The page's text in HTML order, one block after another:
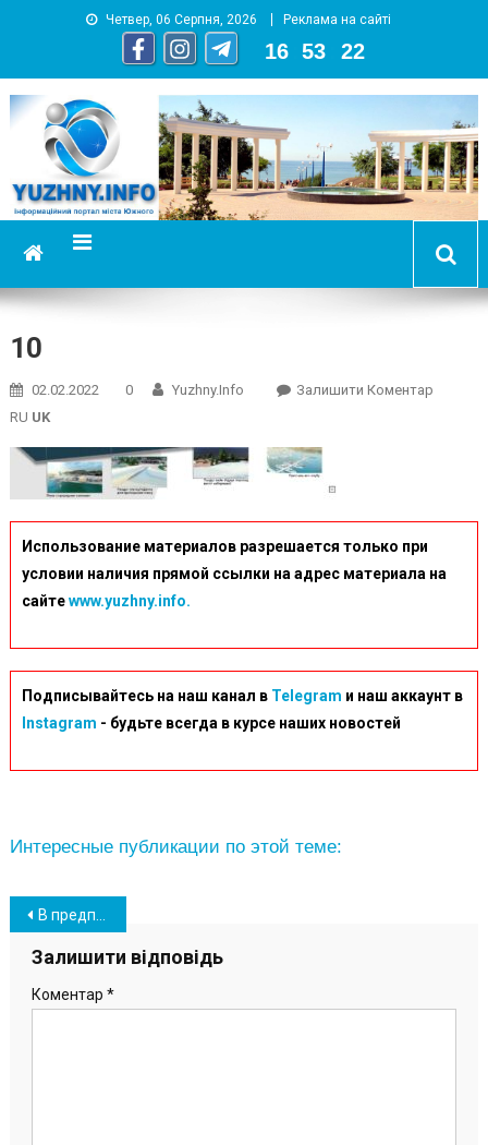
Четвер, 06 Серпня, 2026 Реклама на сайті
16 53 23
YUZHNY.INFO
информационный портал города Южный
10
02.02.2022 0 Yuzhny.info Залишити КоментарOn
RU UK
Использование материалов разрешается только при
условии наличия прямой ссылки на адрес материала на
сайтеwww.yuzhny.info.
Подписывайтесь на наш канал в Telegram и наш аккаунт в
Instagram - будьте всегда в курсе наших новостей
Интересные публикации по этой теме:
Навігація
записів
В предпроект по развитию набережной в Южном внесли изменения (фото)
Залишити відповідь
Коментар *